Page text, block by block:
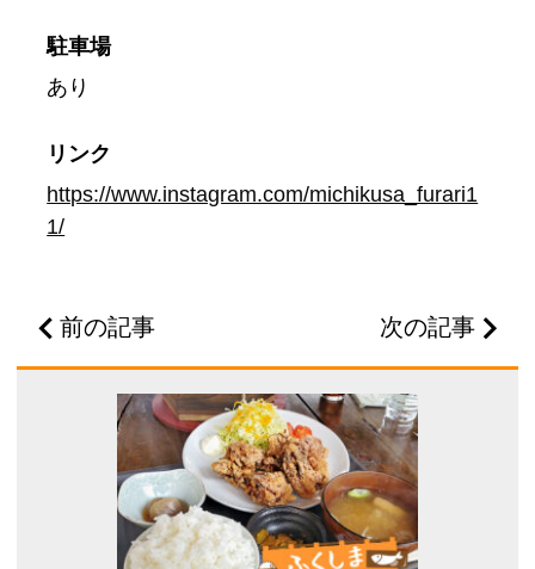
駐車場
あり
リンク
https://www.instagram.com/michikusa_furari1
1/
前の記事 次の記事